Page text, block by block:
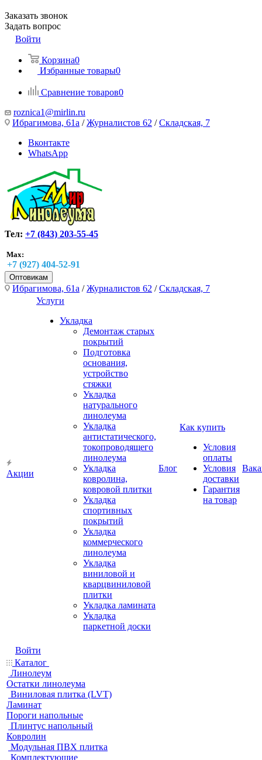
Заказать звонок
Задать вопрос
Войти
Корзина0
Избранные товары0
Сравнение товаров0
roznica1@mirlin.ru
Ибрагимова, 61а /Журналистов 62 /Складская, 7
Вконтакте
WhatsApp
Тел: +7 (843) 203-55-45
Max:
+7 (927) 404-52-91
Оптовикам
Ибрагимова, 61а /Журналистов 62 /Складская, 7
Акции
Услуги
Укладка
Демонтаж старых
покрытий
Подготовка
основания,
устройство
стяжки
Укладка
натурального
линолеума
Укладка
антистатического,
токопроводящего
линолеума
Укладка
ковролина,
ковровой плитки
Укладка
спортивных
покрытий
Укладка
коммерческого
линолеума
Укладка
виниловой и
кварцвиниловой
плитки
Укладка ламината
Укладка
паркетной доски
Блог
Как купить
Условия
оплаты
Условия
доставки
Гарантия
на товар
Войти
Каталог
Линолеум
Остатки линолеума
Виниловая плитка (LVT)
Ламинат
Пороги напольные
Плинтус напольный
Ковролин
Модульная ПВХ плитка
Комплектующие